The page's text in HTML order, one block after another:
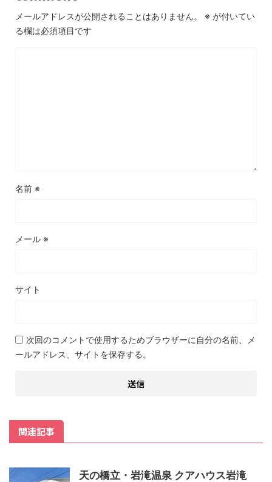
メールアドレスが公開されることはありません。 ※ が付いてい
る欄は必須項目です
名前 ※
メール ※
サイト
次回のコメントで使用するためブラウザーに自分の名前、メ
ールアドレス、サイトを保存する。
関連記事
天の橋立・岩滝温泉 クアハウス岩滝